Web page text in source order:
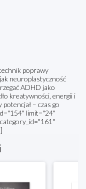
poprawy
neuroplastyczność
ADHD jako
kreatywności, energii i
– czas go
limit="24"